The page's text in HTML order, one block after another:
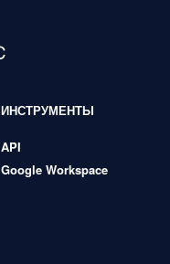
ИНСТРУМЕНТЫ
API
Google Workspace